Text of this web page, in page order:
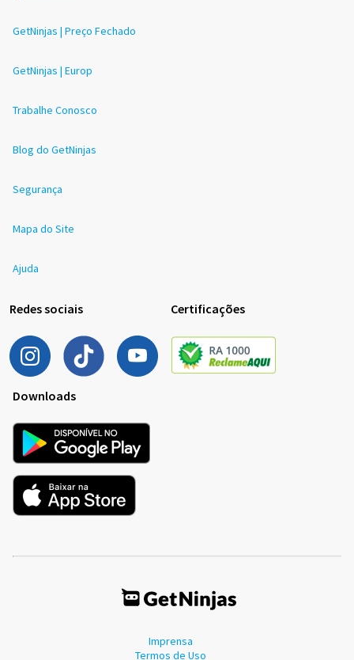
GetNinjas | Preço Fechado
GetNinjas | Europ
Trabalhe Conosco
Blog do GetNinjas
Segurança
Mapa do Site
Ajuda
Redes sociais Certificações
Downloads
Imprensa
Termos de Uso